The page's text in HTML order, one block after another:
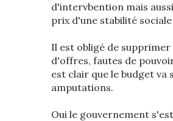
d'intervbention mais
prix d'une stabilité
Il est obligé de
d'offres, fautes de
est clair que le budget va
amputations.
Oui le gouvernement